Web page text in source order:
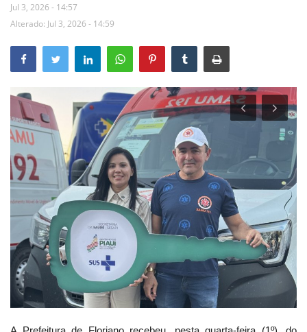
Secretarias e Órgãos
Mural de Licitações
Vídeos
Webmail
Contato
Jul 3, 2026 - 14:57
Alterado: Jul 3, 2026 - 14:59